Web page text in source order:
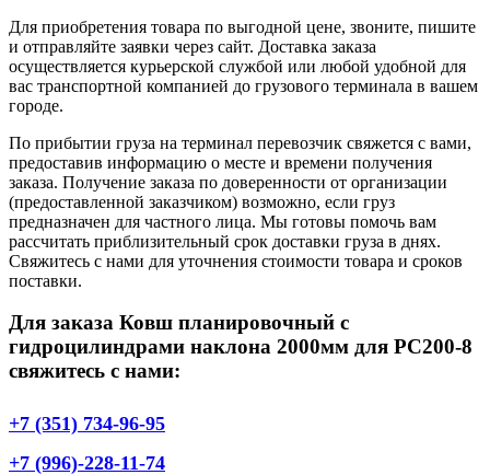
Для приобретения товара по выгодной цене, звоните, пишите
и отправляйте заявки через сайт. Доставка заказа
осуществляется курьерской службой или любой удобной для
вас транспортной компанией до грузового терминала в вашем
городе.
По прибытии груза на терминал перевозчик свяжется с вами,
предоставив информацию о месте и времени получения
заказа. Получение заказа по доверенности от организации
(предоставленной заказчиком) возможно, если груз
предназначен для частного лица. Мы готовы помочь вам
рассчитать приблизительный срок доставки груза в днях.
Свяжитесь с нами для уточнения стоимости товара и сроков
поставки.
Для заказа Ковш планировочный с
гидроцилиндрами наклона 2000мм для PC200-8
свяжитесь с нами:
+7 (351) 734-96-95
+7 (996)-228-11-74